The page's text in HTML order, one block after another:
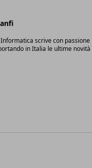
scrive con
in Italia le ultime novità